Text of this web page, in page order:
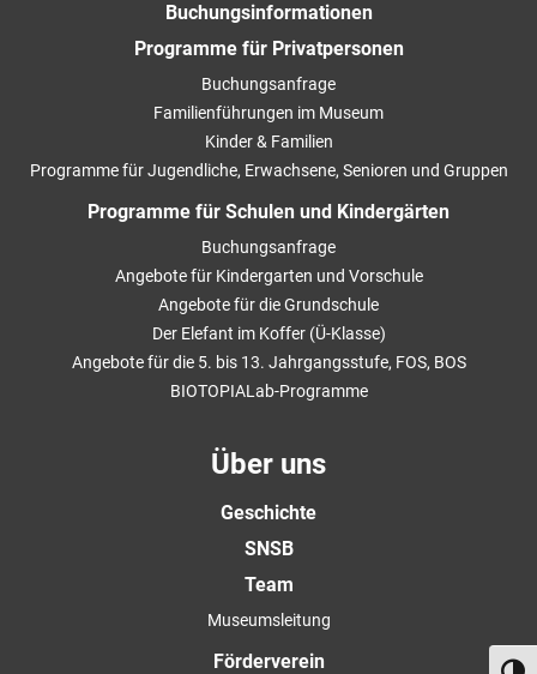
Buchungsinformationen
Programme für Privatpersonen
Buchungsanfrage
Familienführungen im Museum
Kinder & Familien
Programme für Jugendliche, Erwachsene, Senioren und Gruppen
Programme für Schulen und Kindergärten
Buchungsanfrage
Angebote für Kindergarten und Vorschule
Angebote für die Grundschule
Der Elefant im Koffer (Ü-Klasse)
Angebote für die 5. bis 13. Jahrgangsstufe, FOS, BOS
BIOTOPIALab-Programme
Über uns
Geschichte
SNSB
Team
Museumsleitung
Förderverein